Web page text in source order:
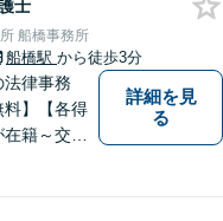
士
船橋事務所
船橋駅 から徒歩3分
法律事務
料】【各得
籍～交通
詳細を見
る